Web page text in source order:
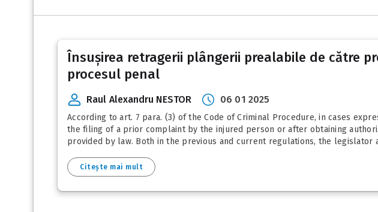
Însușirea retragerii plângerii prealabile de către
procesul penal
Raul Alexandru NESTOR 06 01 2025
According to art. 7 para. (3) of the Code of Criminal Procedure, in cases
the filing of a prior complaint by the injured person or after obtaining
provided by law. Both in the previous and current regulations, the legislator
Citește mai mult